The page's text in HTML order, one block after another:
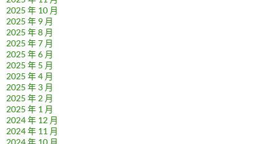
2025 年 10 月
2025 年 9 月
2025 年 8 月
2025 年 7 月
2025 年 6 月
2025 年 5 月
2025 年 4 月
2025 年 3 月
2025 年 2 月
2025 年 1 月
2024 年 12 月
2024 年 11 月
2024 年 10 月